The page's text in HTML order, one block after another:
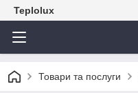
Teplolux
Товари та послуги